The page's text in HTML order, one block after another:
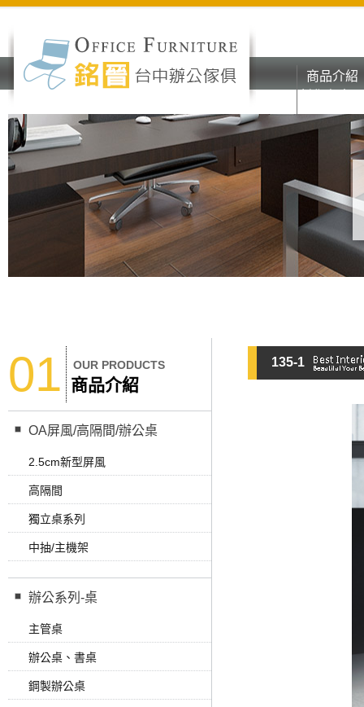
商品介紹
辦公家具
彰化台中
辦公家具
01 OUR PRODUCTS
商品介紹
OA屏風/高隔間/辦公桌
2.5cm新型屏風
高隔間
獨立桌系列
中抽/主機架
辦公系列-桌
主管桌
辦公桌、書桌
鋼製辦公桌
135-1